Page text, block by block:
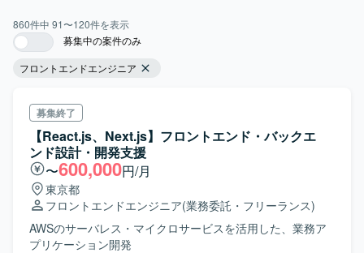
860件中 91〜120件を表示
募集中の案件のみ
フロントエンドエンジニア
募集終了
【React.js、Next.js】フロントエンド・バックエ
ンド設計・開発支援
〜600,000円/月
東京都
フロントエンドエンジニア(業務委託・フリーランス)
AWSのサーバレス・マイクロサービスを活用した、業務ア
プリケーション開発